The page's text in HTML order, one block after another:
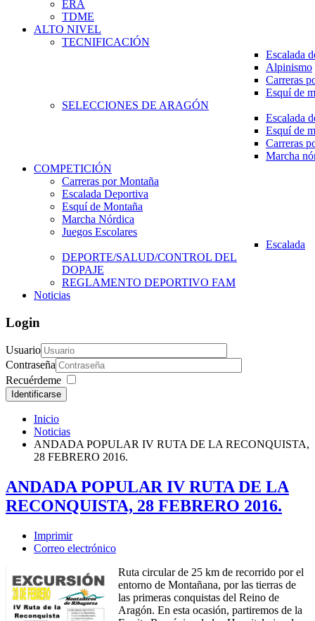
ERA
TDME
ALTO NIVEL
TECNIFICACIÓN
Escalada
Alpinismo
Carreras
Esquí de
SELECCIONES DE ARAGÓN
Escalada
Esquí de
Carreras
Marcha
COMPETICIÓN
Carreras por Montaña
Escalada Deportiva
Esquí de Montaña
Marcha Nórdica
Juegos Escolares
Escalada
DEPORTE/SALUD/CONTROL DEL
DOPAJE
REGLAMENTO DEPORTIVO FAM
Noticias
Login
Usuario
Contraseña
Recuérdeme
Identificarse
Inicio
Noticias
ANDADA POPULAR IV RUTA DE LA RECONQUISTA,
28 FEBRERO 2016.
ANDADA POPULAR IV RUTA DE LA
RECONQUISTA, 28 FEBRERO 2016.
Imprimir
Correo electrónico
Ruta circular de 25 km de recorrido por el
entorno de Montañana, por las tierras de
las primeras conquistas del Reino de
Aragón. En esta ocasión, partiremos de la